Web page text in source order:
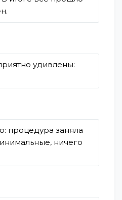
удивлены:
процедура заняла
ничего